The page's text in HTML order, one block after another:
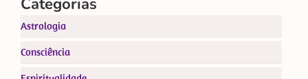
Categorias
Astrologia
Consciência